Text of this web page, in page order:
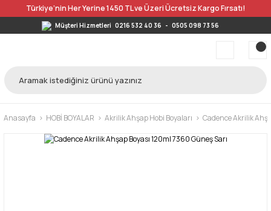
Türkiye’nin Her Yerine 1450 TL ve Üzeri Ücretsiz Kargo Fırsatı!
Müşteri Hizmetleri 0216 532 40 36 - 0505 098 73 56
Anasayfa HOBİ BOYALAR Akrilik Ahşap Hobi Boyaları Cadence Akrilik